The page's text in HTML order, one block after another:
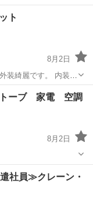
ト
8月2日
綺麗です。 内装経
ット洗浄剤1つお付
します。
トーブ 家電 空調
8月2日
ストーブ
社員≫クレーン・